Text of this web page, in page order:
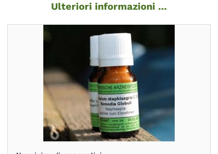
Ulteriori informazioni ...